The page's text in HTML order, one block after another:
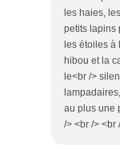
les haies,
petits lapins
les étoiles
hibou et la
le<br />
au plus une
/> <br /> <br